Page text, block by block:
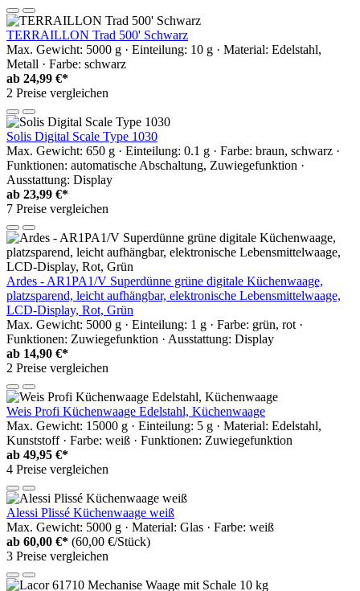
TERRAILLON Trad 500' Schwarz
Max. Gewicht: 5000 g · Einteilung: 10 g · Material: Edelstahl,
Metall · Farbe: schwarz
ab 24,99 €*
2 Preise vergleichen
Solis Digital Scale Type 1030
Max. Gewicht: 650 g · Einteilung: 0.1 g · Farbe: braun, schwarz ·
Funktionen: automatische Abschaltung, Zuwiegefunktion ·
Ausstattung: Display
ab 23,99 €*
7 Preise vergleichen
Ardes - AR1PA1/V Superdünne grüne digitale Küchenwaage,
platzsparend, leicht aufhängbar, elektronische Lebensmittelwaage,
LCD-Display, Rot, Grün
Max. Gewicht: 5000 g · Einteilung: 1 g · Farbe: grün, rot ·
Funktionen: Zuwiegefunktion · Ausstattung: Display
ab 14,90 €*
2 Preise vergleichen
Weis Profi Küchenwaage Edelstahl, Küchenwaage
Max. Gewicht: 15000 g · Einteilung: 5 g · Material: Edelstahl,
Kunststoff · Farbe: weiß · Funktionen: Zuwiegefunktion
ab 49,95 €*
4 Preise vergleichen
Alessi Plissé Küchenwaage weiß
Max. Gewicht: 5000 g · Material: Glas · Farbe: weiß
ab 60,00 €* (60,00 €/Stück)
3 Preise vergleichen